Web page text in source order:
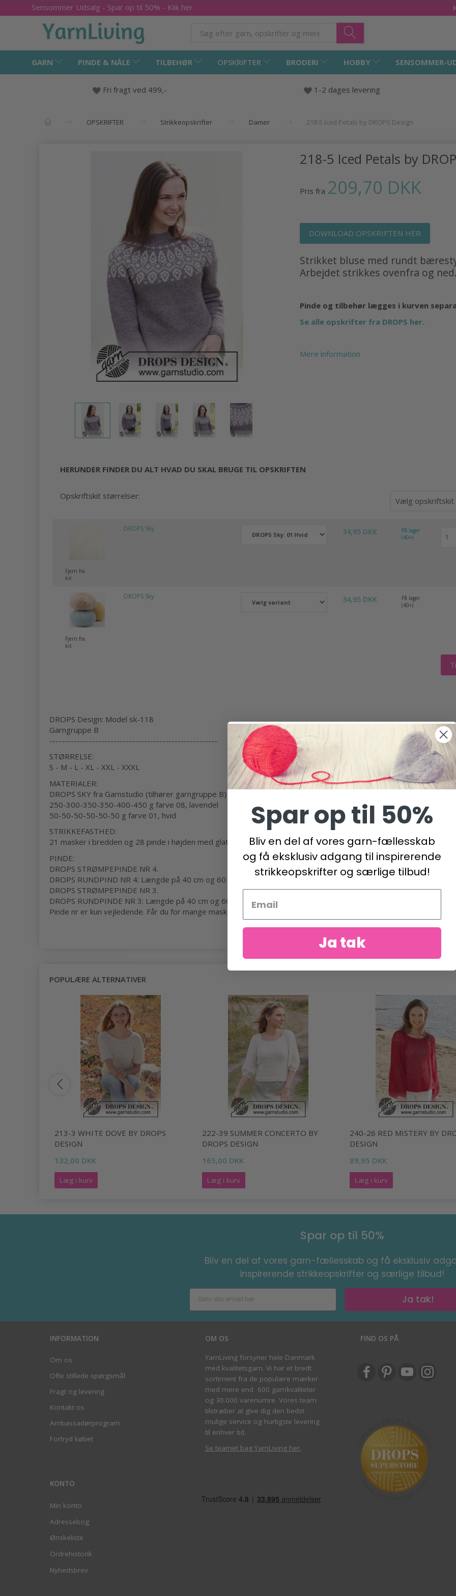
Sensommer Udsalg - Spar op til 50% - Klik her
GARN PINDE & NÅLE TILBEHØR OPSKRIFTER BRODERI HOBBY SENSOMMER-
Fri fragt ved 499,- 1-2 dages levering
OPSKRIFTER Strikkeopskrifter Damer 218-5 Iced Petals by DROPS Design
218-5 Iced Petals by
Pris fra 209,70 DKK
DOWNLOAD OPSKRIFTEN HER
Strikket bluse med rundt
Arbejdet strikkes ovenfra og ned.
Pinde og tilbehør lægges i kurven
Se alle opskrifter fra DROPS her.
Mere information
HERUNDER FINDER DU ALT HVAD DU SKAL BRUGE TIL OPSKRIFTEN
Opskriftskit størrelser:
DROPS Sky 34,95 DKK
På lager
(40+)
Fjern fra
kit
DROPS Sky 34,95 DKK
På lager
(40+)
Fjern fra
kit
DROPS Design: Model sk-118
Garngruppe B
-------------------------------------------------------
STØRRELSE:
S - M - L - XL - XXL - XXXL
MATERIALER:
DROPS SKY fra Garnstudio (tilhører garngruppe B)
250-300-350-350-400-450 g farve 08, lavendel
50-50-50-50-50-50 g farve 01, hvid
STRIKKEFASTHED:
21 masker i bredden og 28 pinde i højden med glatstrik = 10 x 10 cm.
PINDE:
DROPS STRØMPEPINDE NR 4.
DROPS RUNDPIND NR 4: Længde på 40 cm og 60 eller 80 cm til glatstrik.
DROPS STRØMPEPINDE NR 3.
DROPS RUNDPINDE NR 3: Længde på 40 cm og 60 cm eller 80 cm til rib.
Pinde nr er kun vejledende. Får du for mange masker på 10 cm, skift til tykkere pinde. Får du for få masker på 10
POPULÆRE ALTERNATIVER
213-3 WHITE DOVE BY DROPS
DESIGN
132,00 DKK
Læg i kurv
222-39 SUMMER CONCERTO BY
DROPS DESIGN
165,00 DKK
Læg i kurv
240-26 RED MISTERY BY
DESIGN
89,95 DKK
Læg i kurv
Spar op til 50%
Bliv en del af vores garn-fællesskab og få eksklusiv
inspirerende strikkeopskrifter og særlige tilbud!
Ja tak!
INFORMATION
Om os
Ofte stillede spørgsmål
Fragt og levering
Kontakt os
Ambassadørprogram
Fortryd købet
KONTO
Min konto
Adressebog
Ønskeliste
Ordrehistorik
Nyhedsbrev
OM OS
YarnLiving forsyner hele Danmark
med kvalitetsgarn. Vi har et bredt
sortiment fra de populære mærker
med mere end 600 garnkvaliteter
og 30.000 varenumre. Vores team
tilstræber at give dig den bedst
mulige service og hurtigste levering
til enhver tid.
Se teamet bag YarnLiving her.
FIND OS PÅ
Spar op til 50%
Bliv en del af vores garn-fællesskab
og få eksklusiv adgang til inspirerende
strikkeopskrifter og særlige tilbud!
Ja tak